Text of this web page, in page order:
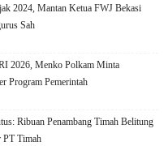
2024, Mantan Ketua FWJ Bekasi
Sah
2026, Menko Polkam Minta
Program Pemerintah
Ribuan Penambang Timah Belitung
Timah